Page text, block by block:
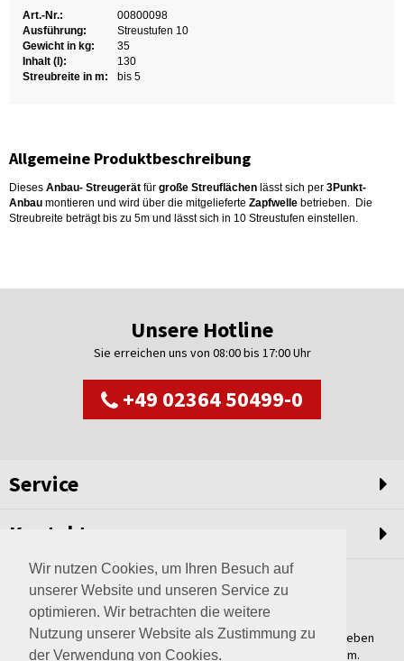
Wir nutzen Cookies, um Ihren Besuch auf
unserer Website und unseren Service zu
optimieren. Wir betrachten die weitere
Nutzung unserer Website als Zustimmung zu
der Verwendung von Cookies.
Art.-Nr.:
00800098
Ausführung:
Streustufen 10
Gewicht in kg:
35
Inhalt (l):
130
Streubreite in m:
bis 5
Allgemeine Produktbeschreibung
Dieses Anbau- Streugerät für große Streuflächen lässt sich per 3Punkt-
Anbau montieren und wird über die mitgelieferte Zapfwelle betrieben. Die
Streubreite beträgt bis zu 5m und lässt sich in 10 Streustufen einstellen.
Unsere Hotline
Sie erreichen uns von 08:00 bis 17:00 Uhr
+49 02364 50499-0
Service
Kontakt
Weltweit setzen wir unsere Erfahrungswerte und unser Streben
nach innovativen Lösungen in unvergleichliche Anlagen um.